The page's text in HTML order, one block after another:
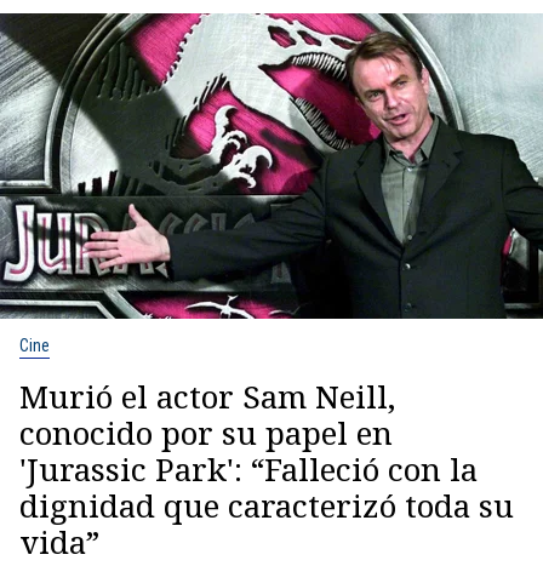
Cine
Murió el actor Sam Neill,
conocido por su papel en
'Jurassic Park': “Falleció con la
dignidad que caracterizó toda su
vida”